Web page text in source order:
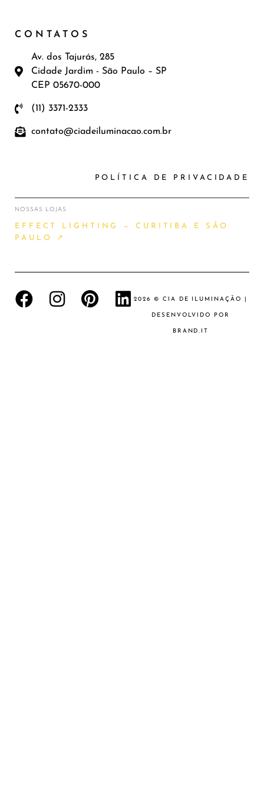
CONTATOS
Av. dos Tajurás, 285
Cidade Jardim - São Paulo – SP
CEP 05670-000
(11) 3371-2333
contato@ciadeiluminacao.com.br
POLÍTICA DE PRIVACIDADE
NOSSAS LOJAS
EFFECT LIGHTING — CURITIBA E SÃO
PAULO ↗
2026 © CIA DE ILUMINAÇÃO |
DESENVOLVIDO POR
BRAND.IT